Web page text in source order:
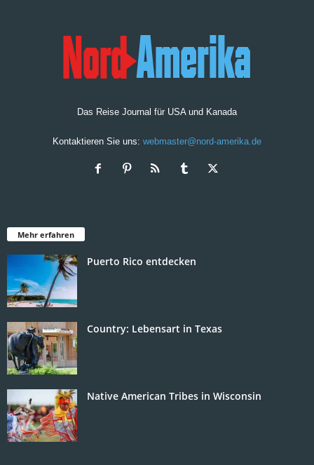
Das Reise Journal für USA und Kanada
Kontaktieren Sie uns: webmaster@nord-amerika.de
Mehr erfahren
Puerto Rico entdecken
Country: Lebensart in Texas
Native American Tribes in Wisconsin